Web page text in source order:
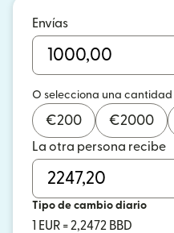
Envías
O selecciona una cantidad
€200 €2000
La otra persona recibe
Tipo de cambio diario
1 EUR = 2,2472 BBD